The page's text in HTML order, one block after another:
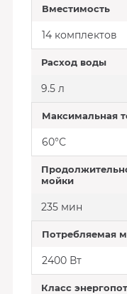
Вместимость
14 комплектов
Расход воды
9.5 л
Максимальная
60°С
мойки
235 мин
Потребляемая
2400 Вт
Класс